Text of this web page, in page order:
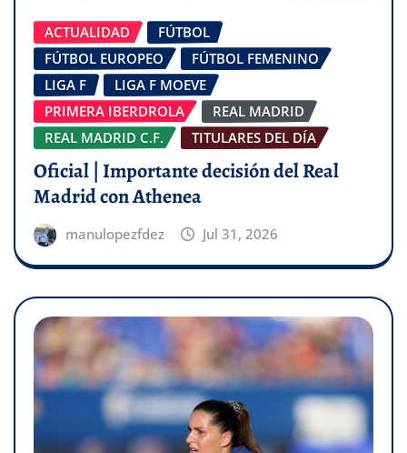
ACTUALIDAD
FÚTBOL
FÚTBOL EUROPEO
FÚTBOL FEMENINO
LIGA F
LIGA F MOEVE
PRIMERA IBERDROLA
REAL MADRID
REAL MADRID C.F.
TITULARES DEL DÍA
Oficial | Importante decisión del Real
Madrid con Athenea
manulopezfdez Jul 31, 2026